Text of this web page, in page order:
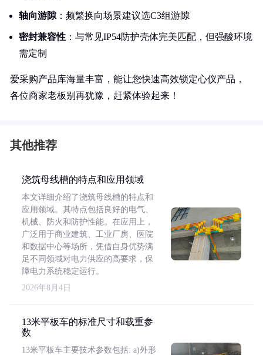
轴向游隙：频繁换向场景建议选C3组游隙
密封兼容性 ：与常见IP54防护壳体完美匹配，但强酸环境
需定制
爱采购产品库海量丰富，能让您快速高效锁定心仪产品，
各位商家老板别再犹豫，赶紧体验起来！
其他推荐
浇筑母线槽的特点和应用领域
本文详细介绍了浇筑母线槽的特点和
应用领域。其特点包括良好的电气、
机械、防火和防护性能。在应用上，
广泛用于商业建筑、工业厂房、医院
和数据中心等场所，凭借自身优势满
足不同领域对电力供应的高要求，保
障电力系统稳定运行。
2026年8月4日
13米平板车的标准尺寸和载重参
数
13米平板车主要技术参数包括: a)外形